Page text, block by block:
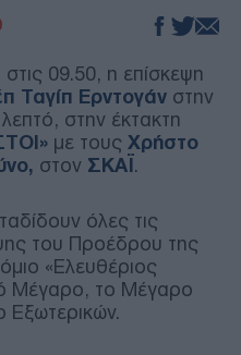
στις 09.50, η επίσκεψη
Ταγίπ Ερντογάν στην
στην έκτακτη
με τους Χρήστο
στον ΣΚΑΪ.
όλες τις
του Προέδρου της
«Ελευθέριος
Μέγαρο, το Μέγαρο
Εξωτερικών.